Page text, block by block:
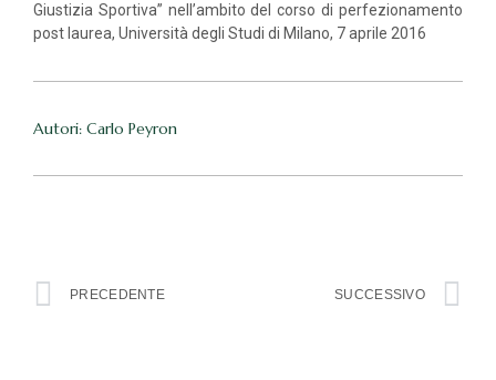
Giustizia Sportiva” nell’ambito del corso di perfezionamento
post laurea, Università degli Studi di Milano, 7 aprile 2016
Autori: Carlo Peyron
PRECEDENTE SUCCESSIVO